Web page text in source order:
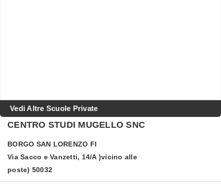
Vedi Altre Scuole Private
CENTRO STUDI MUGELLO SNC
BORGO SAN LORENZO FI
Via Sacco e Vanzetti, 14/A )vicino alle
poste) 50032